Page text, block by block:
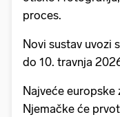
proces.
Novi sustav uvozi
do 10. travnja
Najveće europske
Njemačke će